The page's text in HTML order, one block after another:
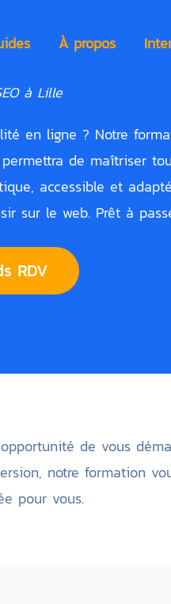
À propos
à Lille
en ligne ? Notre
de maîtriser
accessible et
sur le web. Prêt à
RDV
de vous
notre formation
pour vous.